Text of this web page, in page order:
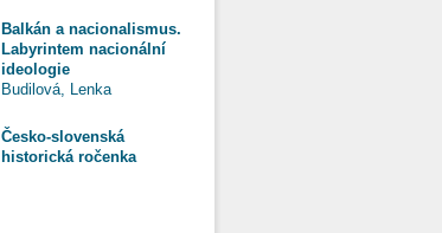
Balkán a nacionalismus.
Labyrintem nacionální
ideologie
Budilová, Lenka
Česko-slovenská
historická ročenka